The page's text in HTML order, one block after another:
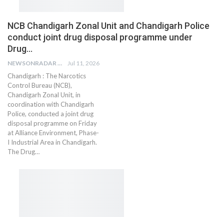
NCB Chandigarh Zonal Unit and Chandigarh Police
conduct joint drug disposal programme under
Drug…
NEWSONRADAR BUREAU Jul 11, 2026
Chandigarh : The Narcotics
Control Bureau (NCB),
Chandigarh Zonal Unit, in
coordination with Chandigarh
Police, conducted a joint drug
disposal programme on Friday
at Alliance Environment, Phase-
I Industrial Area in Chandigarh.
The Drug…